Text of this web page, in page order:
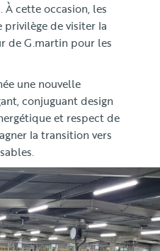
À cette occasion, les
privilège de visiter la
de G.martin pour les
une nouvelle
conjuguant design
et respect de
la transition vers